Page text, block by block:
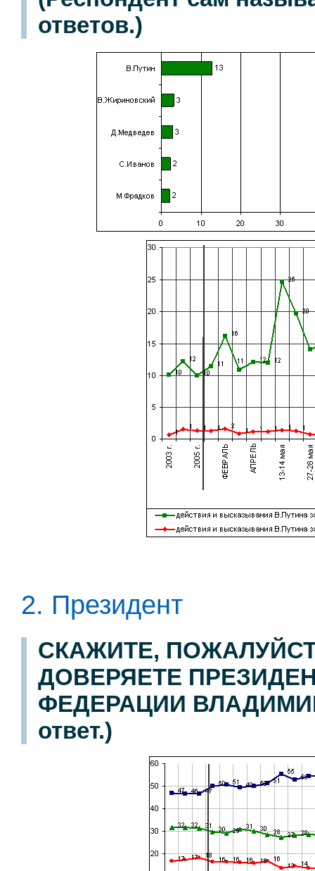
ответов.)
2. Президент
СКАЖИТЕ,
ДОВЕРЯЕТЕ
ФЕДЕРАЦИИ
ответ.)